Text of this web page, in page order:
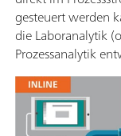
gesteuert werden
die Laboranalytik
Prozessanalytik